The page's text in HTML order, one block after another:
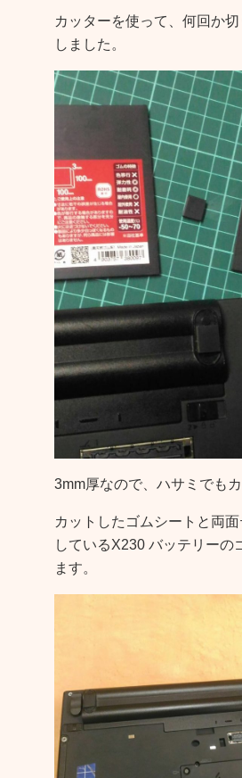
カッターを使って、何回か
しました。
3mm厚なので、ハサミでもカ
カットしたゴムシートと両
しているX230 バッテリーの
ます。